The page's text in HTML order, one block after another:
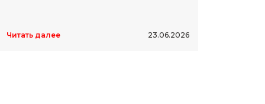
Читать далее 23.06.2026